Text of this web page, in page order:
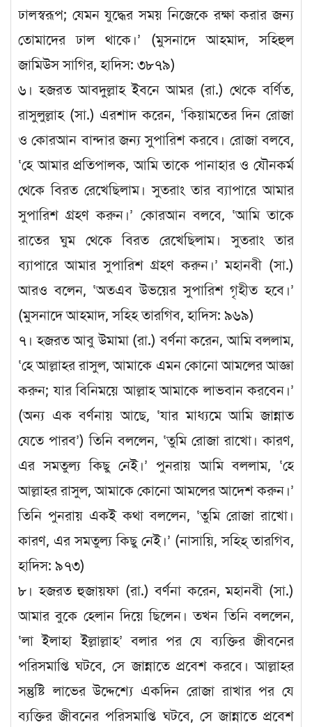
ঢালস্বরূপ; যেমন যুদ্ধের সময় নিজেকে রক্ষা করার জন্য
তোমাদের ঢাল থাকে।’ (মুসনাদে আহমাদ, সহিহুল
জামিউস সাগির, হাদিস: ৩৮৭৯)
৬। হজরত আবদুল্লাহ ইবনে আমর (রা.) থেকে বর্ণিত,
রাসুলুল্লাহ (সা.) এরশাদ করেন, ‘কিয়ামতের দিন রোজা
ও কোরআন বান্দার জন্য সুপারিশ করবে। রোজা বলবে,
‘হে আমার প্রতিপালক, আমি তাকে পানাহার ও যৌনকর্ম
থেকে বিরত রেখেছিলাম। সুতরাং তার ব্যাপারে আমার
সুপারিশ গ্রহণ করুন।’ কোরআন বলবে, ‘আমি তাকে
রাতের ঘুম থেকে বিরত রেখেছিলাম। সুতরাং তার
ব্যাপারে আমার সুপারিশ গ্রহণ করুন।’ মহানবী (সা.)
আরও বলেন, ‘অতএব উভয়ের সুপারিশ গৃহীত হবে।’
(মুসনাদে আহমাদ, সহিহ তারগিব, হাদিস: ৯৬৯)
৭। হজরত আবু উমামা (রা.) বর্ণনা করেন, আমি বললাম,
‘হে আল্লাহর রাসুল, আমাকে এমন কোনো আমলের আজ্ঞা
করুন; যার বিনিময়ে আল্লাহ আমাকে লাভবান করবেন।’
(অন্য এক বর্ণনায় আছে, ‘যার মাধ্যমে আমি জান্নাত
যেতে পারব’) তিনি বললেন, ‘তুমি রোজা রাখো। কারণ,
এর সমতুল্য কিছু নেই।’ পুনরায় আমি বললাম, ‘হে
আল্লাহর রাসুল, আমাকে কোনো আমলের আদেশ করুন।’
তিনি পুনরায় একই কথা বললেন, ‘তুমি রোজা রাখো।
কারণ, এর সমতুল্য কিছু নেই।’ (নাসায়ি, সহিহ্ তারগিব,
হাদিস: ৯৭৩)
৮। হজরত হুজায়ফা (রা.) বর্ণনা করেন, মহানবী (সা.)
আমার বুকে হেলান দিয়ে ছিলেন। তখন তিনি বললেন,
‘লা ইলাহা ইল্লাল্লাহ’ বলার পর যে ব্যক্তির জীবনের
পরিসমাপ্তি ঘটবে, সে জান্নাতে প্রবেশ করবে। আল্লাহর
সন্তুষ্টি লাভের উদ্দেশ্যে একদিন রোজা রাখার পর যে
ব্যক্তির জীবনের পরিসমাপ্তি ঘটবে, সে জান্নাতে প্রবেশ